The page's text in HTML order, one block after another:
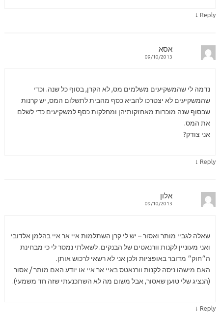
Reply
↓
אסא
09/10/2013
נדמה לי שהמשקיעים משלמים מס, לא הקרן, בסוף כל שנה. וכדי
שהמשקיעים לא יצטרכו להביא כסף מהבית לתשלום המס, יש קרנות
שבסוף שנה מוכרות מאחזקותיהן ומחלקות כסף למשקיעים כדי לשלם
את המס.
אני צודק?
Reply
↓
אלון
09/10/2013
שאלה לגביי מותר ואסור – יש לי קרן השתלמות איי אר איי בהלמן אלדובי
ואני מעוניין לקנות וורנאטים של הבנקים. לשאלתי נמסר לי כי מבחינת
ה״חוק״ מדובר באופציות ולכן אני לא רשאי לרכוש אותן.
האם מישהו ניסה לקנות וורנאטס באיי אר איי או יודע האם מותר / אסור
(הנציג שלי טוען שאסור, אבל משום מה לא השתכנעתי שזה חד משמעי).
Reply
↓